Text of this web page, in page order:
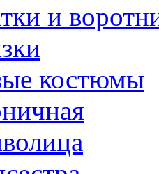
и
костюмы